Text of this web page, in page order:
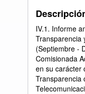
IV.1. Informe
Transparencia
(Septiembre -
Comisionada
en su carácter
Transparencia